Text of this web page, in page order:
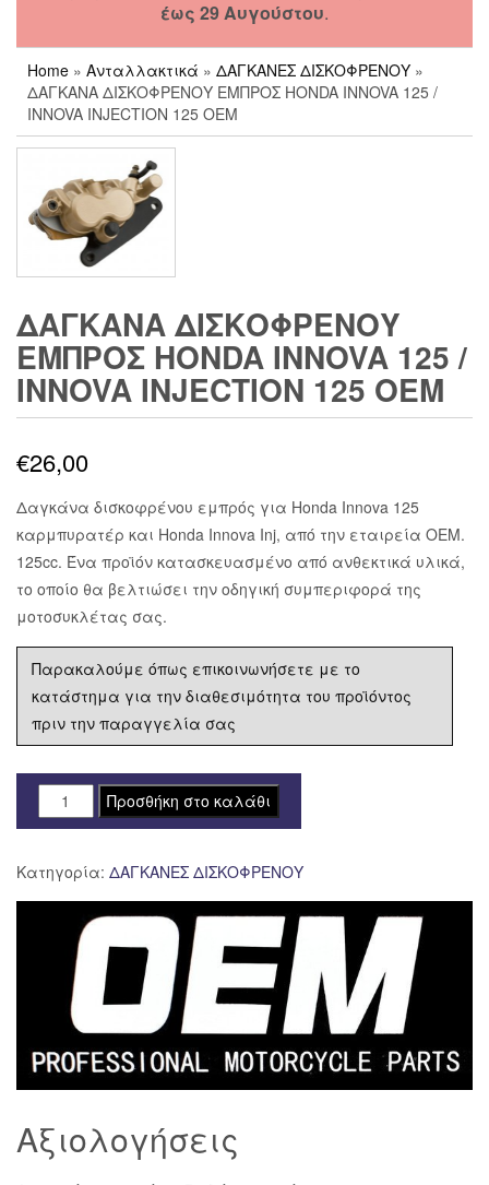
έως 29 Αυγούστου.
Home » Ανταλλακτικά » ΔΑΓΚΑΝΕΣ ΔΙΣΚΟΦΡΕΝΟΥ »
ΔΑΓΚΑΝΑ ΔΙΣΚΟΦΡΕΝΟΥ ΕΜΠΡΟΣ HONDA INNOVA 125 /
INNOVA INJECTION 125 OEM
ΔΑΓΚΑΝΑ ΔΙΣΚΟΦΡΕΝΟΥ
ΕΜΠΡΟΣ HONDA INNOVA 125 /
INNOVA INJECTION 125 OEM
€26,00
Δαγκάνα δισκοφρένου εμπρός για Honda Innova 125
καρμπυρατέρ και Honda Innova Inj, από την εταιρεία OEM.
125cc. Ένα προϊόν κατασκευασμένο από ανθεκτικά υλικά,
το οποίο θα βελτιώσει την οδηγική συμπεριφορά της
μοτοσυκλέτας σας.
Παρακαλούμε όπως επικοινωνήσετε με το
κατάστημα για την διαθεσιμότητα του προϊόντος
πριν την παραγγελία σας
ΔΑΓΚΑΝΑ
ΔΙΣΚΟΦΡΕΝΟΥ
HONDA
INNOVA
INNOVA
INJECTION
OEM
ποσότητα
Προσθήκη στο καλάθι
Κατηγορία: ΔΑΓΚΑΝΕΣ ΔΙΣΚΟΦΡΕΝΟΥ
Αξιολογήσεις